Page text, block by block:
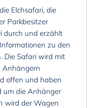
Elchsafari, die
Parkbesitzer
durch und erzählt
zu den
Die Safari wird mit
Anhängern
offen und haben
um die Anhänger
wird der Wagen